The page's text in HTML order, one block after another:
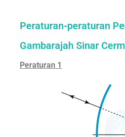
Peraturan-peraturan
Gambarajah Sinar
Peraturan 1